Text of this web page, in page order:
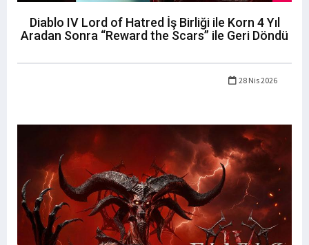
Diablo IV Lord of Hatred İş Birliği ile Korn 4 Yıl
Aradan Sonra “Reward the Scars” ile Geri Döndü
28 Nis 2026